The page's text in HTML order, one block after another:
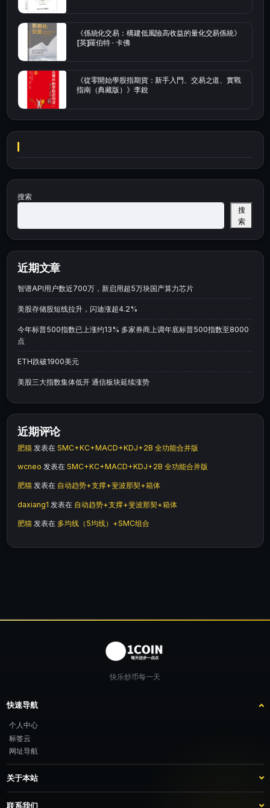
《係統化交易：構建低風險高收益的量化交易係統》
[英]羅伯特 · 卡佛
《從零開始學股指期貨：新手入門、交易之道、實戰
指南（典藏版）》李銳
搜索
搜
索
近期文章
智谱API用户数近700万，新启用超5万块国产算力芯片
美股存储股短线拉升，闪迪涨超4.2%
今年标普500指数已上涨约13% 多家券商上调年底标普500指数至8000
点
ETH跌破1900美元
美股三大指数集体低开 通信板块延续涨势
近期评论
肥猫 发表在 SMC+KC+MACD+KDJ+2B 全功能合并版
wcneo 发表在 SMC+KC+MACD+KDJ+2B 全功能合并版
肥猫 发表在 自动趋势+支撑+斐波那契+箱体
daxiang1 发表在 自动趋势+支撑+斐波那契+箱体
肥猫 发表在 多均线（5均线）+SMC组合
快乐炒币每一天
快速导航
个人中心
标签云
网址导航
关于本站
站点介绍
客服咨询
联系我们